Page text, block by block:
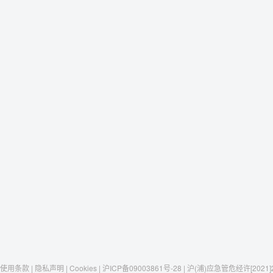
使用条款 | 隐私声明 | Cookies | 沪ICP备09003861号-28 | 沪(浦)应急管危经许